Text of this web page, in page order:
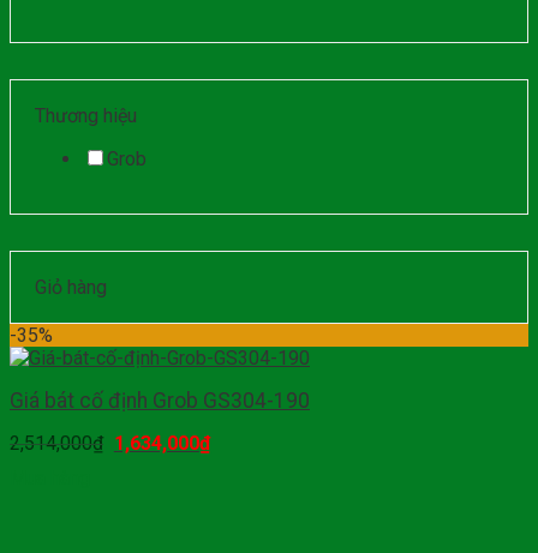
Thương hiệu
Grob
Giỏ hàng
-35%
Giá bát cố định Grob GS304-190
2,514,000₫ 1,634,000₫